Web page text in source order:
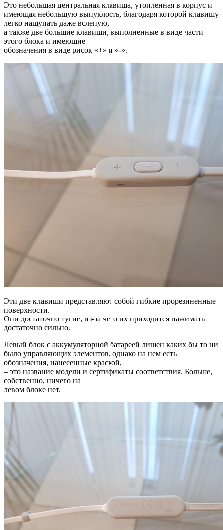
Это небольшая центральная клавиша, утопленная в корпус и
имеющая небольшую выпуклость, благодаря которой клавишу
легко нащупать даже вслепую,
а также две большие клавиши, выполненные в виде части
этого блока и имеющие
обозначения в виде рисок «+» и «-».
Эти две клавиши представляют собой гибкие прорезиненные
поверхности.
Они достаточно тугие, из-за чего их приходится нажимать
достаточно сильно.
Левый блок с аккумуляторной батареей лишен каких бы то ни
было управляющих элементов, однако на нем есть
обозначения, нанесенные краской,
– это название модели и сертификаты соответствия. Больше,
собственно, ничего на
левом блоке нет.